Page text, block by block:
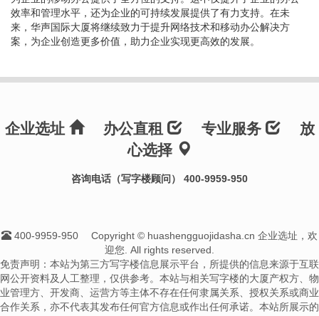
效率和管理水平，还为企业的可持续发展提供了有力支持。在未
来，华声国际大厦将继续致力于提升网络技术和移动办公解决方
案，为企业创造更多价值，助力企业实现更高效的发展。
企业选址 办公直租 专业服务
放
心选择
咨询电话（写字楼顾问） 400-9959-950
400-9959-950
Copyright © huashengguojidasha.cn 企业选址，欢
迎您. All rights reserved.
免责声明：本站为第三方写字楼信息展示平台，所提供的信息来源于互联
网公开资料及人工整理，仅供参考。本站与相关写字楼的大厦产权方、物
业管理方、开发商、运营方等主体不存在任何隶属关系、授权关系或商业
合作关系，亦不代表其发布任何官方信息或作出任何承诺。本站所展示的